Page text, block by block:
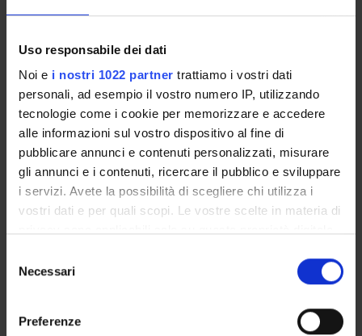
Uso responsabile dei dati
Noi e i nostri 1022 partner trattiamo i vostri dati
personali, ad esempio il vostro numero IP, utilizzando
tecnologie come i cookie per memorizzare e accedere
alle informazioni sul vostro dispositivo al fine di
pubblicare annunci e contenuti personalizzati, misurare
gli annunci e i contenuti, ricercare il pubblico e sviluppare
i servizi. Avete la possibilità di scegliere chi utilizza i
vostri dati e per quali scopi. Le vostre scelte in materia di
modificare o revocare il proprio consenso in qualsiasi
momento dalla Dichiarazione sui cookie o facendo clic
delNecessari
Preferenze
Cerca